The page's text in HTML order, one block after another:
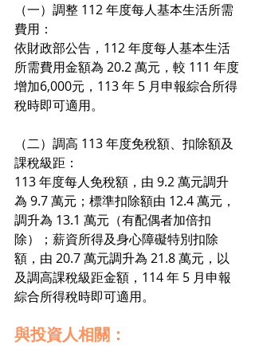
（一）調整 112 年度每人基本生活所需
費用：
依財政部公告，112 年度每人基本生活
所需費用金額為 20.2 萬元，較 111 年度
增加6,000元，113 年 5 月申報綜合所得
稅時即可適用。
（二）調高 113 年度免稅額、扣除額及
課稅級距：
113 年度每人免稅額，由 9.2 萬元調升
為 9.7 萬元；標準扣除額由 12.4 萬元，
調升為 13.1 萬元（有配偶者加倍扣
除）；薪資所得及身心障礙特別扣除
額，由 20.7 萬元調升為 21.8 萬元，以
及調高課稅級距金額，114 年 5 月申報
綜合所得稅時即可適用。
與投資人相關：